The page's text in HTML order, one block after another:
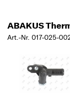
ABAKUS
Art.-Nr. 017-025-